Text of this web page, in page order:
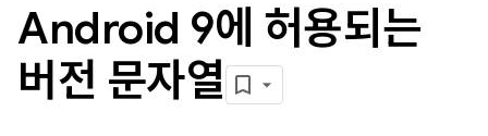
Android 9에 허용되는
버전 문자열